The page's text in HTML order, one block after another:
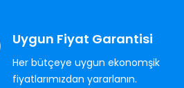
Uygun Fiyat Garantisi
Her bütçeye uygun ekonomşik
fiyatlarımızdan yararlanın.